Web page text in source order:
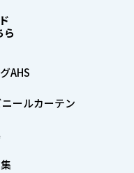
ら
AHS
ールカーテン